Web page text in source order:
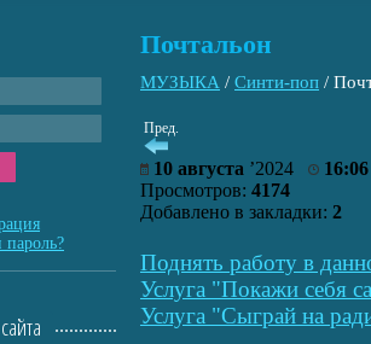
Почтальон
МУЗЫКА / Синти-поп /
Пред.
10 августа ’2024
16:06
Просмотров: 4174
Добавлено в закладки: 2
Поднять работу в
Услуга "Покажи себя
Услуга "Сыграй на
пароль?